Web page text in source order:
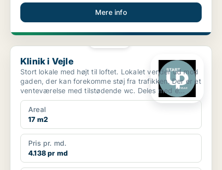
Mere info
Klinik i Vejle
Klinik i Vejle
Stort lokale med højt til loftet. Lokalet vender ud mod
gaden, der kan forekomme støj fra trafikken. Der er et
venteværelse med tilstødende wc. Deles med é...
Areal
17 m2
Pris pr. md.
4.138 pr md